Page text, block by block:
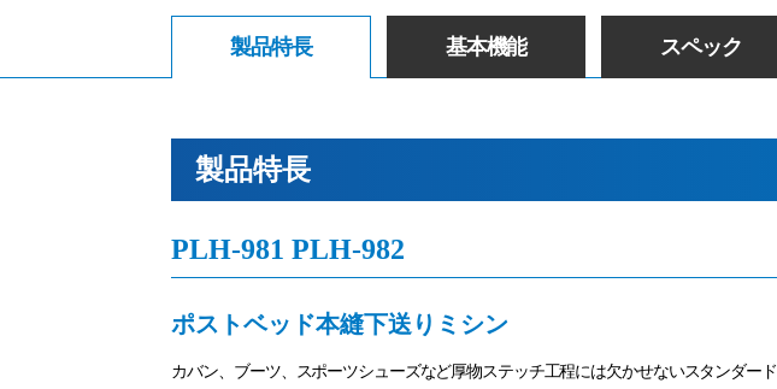
製品特長 基本機能 スペック
製品特長
PLH-981 PLH-982
ポストベッド本縫下送りミシン
カバン、ブーツ、スポーツシューズなど厚物ステッチ工程には欠かせないスタンダード